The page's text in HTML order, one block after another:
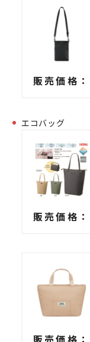
販売価格：
エコバッグ
販売価格：
販売価格：